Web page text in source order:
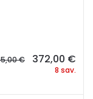
€
Original
price
372,00 €
8 sav.